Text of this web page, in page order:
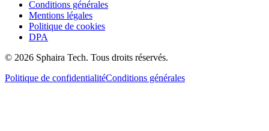
Conditions générales
Mentions légales
Politique de cookies
DPA
© 2026 Sphaira Tech. Tous droits réservés.
Politique de confidentialitéConditions générales